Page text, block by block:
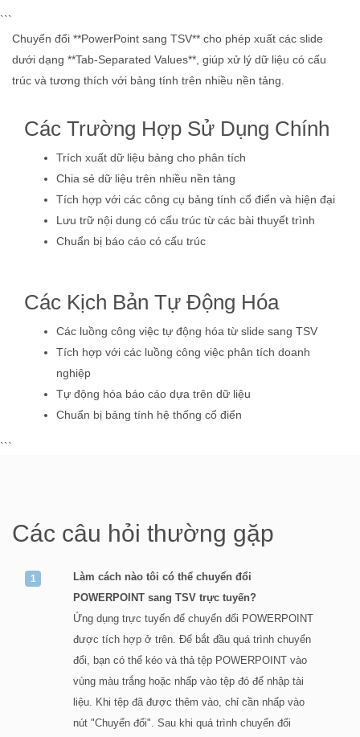
```
Chuyển đổi **PowerPoint sang TSV** cho phép xuất các slide
dưới dạng **Tab-Separated Values**, giúp xử lý dữ liệu có cấu
trúc và tương thích với bảng tính trên nhiều nền tảng.
Các Trường Hợp Sử Dụng Chính
Trích xuất dữ liệu bảng cho phân tích
Chia sẻ dữ liệu trên nhiều nền tảng
Tích hợp với các công cụ bảng tính cổ điển và hiện đại
Lưu trữ nội dung có cấu trúc từ các bài thuyết trình
Chuẩn bị báo cáo có cấu trúc
Các Kịch Bản Tự Động Hóa
Các luồng công việc tự động hóa từ slide sang TSV
Tích hợp với các luồng công việc phân tích doanh
nghiệp
Tự động hóa báo cáo dựa trên dữ liệu
Chuẩn bị bảng tính hệ thống cổ điển
```
Các câu hỏi thường gặp
Làm cách nào tôi có thể chuyển đổi
POWERPOINT sang TSV trực tuyến?
Ứng dụng trực tuyến để chuyển đổi POWERPOINT
được tích hợp ở trên. Để bắt đầu quá trình chuyển
đổi, bạn có thể kéo và thả tệp POWERPOINT vào
vùng màu trắng hoặc nhấp vào tệp đó để nhập tài
liệu. Khi tệp đã được thêm vào, chỉ cần nhấp vào
nút "Chuyển đổi". Sau khi quá trình chuyển đổi